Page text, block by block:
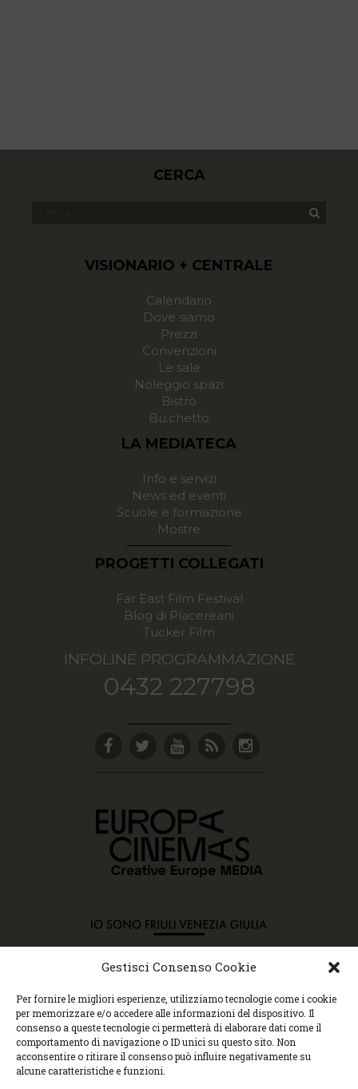
Gestisci Consenso Cookie
Per fornire le migliori esperienze, utilizziamo tecnologie come i cookie
per memorizzare e/o accedere alle informazioni del dispositivo. Il
consenso a queste tecnologie ci permetterà di elaborare dati come il
comportamento di navigazione o ID unici su questo sito. Non
acconsentire o ritirare il consenso può influire negativamente su
alcune caratteristiche e funzioni.
CERCA
VISIONARIO + CENTRALE
Calendario
Dove siamo
Prezzi
Convenzioni
Le sale
Noleggio spazi
Bistrò
Bu.chetto
LA MEDIATECA
Info e servizi
News ed eventi
Scuole e formazione
Mostre
PROGETTI COLLEGATI
Far East Film Festival
Blog di Placereani
Tucker Film
INFOLINE PROGRAMMAZIONE
0432 227798
Copyright © 2015 Cec, Tutti i diritti riservati. Nessun
contenuto può essere copiato o manipolato. Accedendo al
sito approvi la Policy sulla privacy e la Policy sui
contenuti.
Centro espressioni cinematografiche, via Villalta, 24 |
33100 Udine | tel. 0432 299545 | P.Iva 01295290306 |
cec@cecudine.org